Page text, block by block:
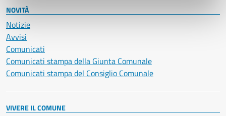
NOVITÀ
Notizie
Avvisi
Comunicati
Comunicati stampa della Giunta Comunale
Comunicati stampa del Consiglio Comunale
VIVERE IL COMUNE